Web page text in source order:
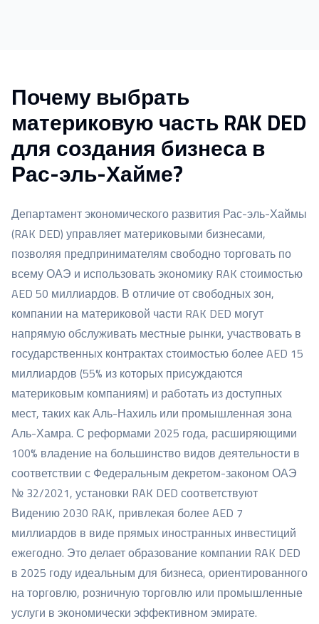
Почему выбрать
материковую часть RAK DED
для создания бизнеса в
Рас-эль-Хайме?
Департамент экономического развития Рас-эль-Хаймы
(RAK DED) управляет материковыми бизнесами,
позволяя предпринимателям свободно торговать по
всему ОАЭ и использовать экономику RAK стоимостью
AED 50 миллиардов. В отличие от свободных зон,
компании на материковой части RAK DED могут
напрямую обслуживать местные рынки, участвовать в
государственных контрактах стоимостью более AED 15
миллиардов (55% из которых присуждаются
материковым компаниям) и работать из доступных
мест, таких как Аль-Нахиль или промышленная зона
Аль-Хамра. С реформами 2025 года, расширяющими
100% владение на большинство видов деятельности в
соответствии с Федеральным декретом-законом ОАЭ
№ 32/2021, установки RAK DED соответствуют
Видению 2030 RAK, привлекая более AED 7
миллиардов в виде прямых иностранных инвестиций
ежегодно. Это делает образование компании RAK DED
в 2025 году идеальным для бизнеса, ориентированного
на торговлю, розничную торговлю или промышленные
услуги в экономически эффективном эмирате.